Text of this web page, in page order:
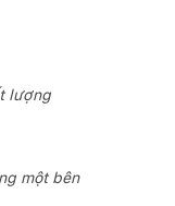
lượng
một bên